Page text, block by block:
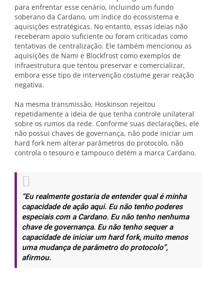
para enfrentar esse cenário, incluindo um fundo
soberano da Cardano, um índice do ecossistema e
aquisições estratégicas. No entanto, essas ideias não
receberam apoio suficiente ou foram criticadas como
tentativas de centralização. Ele também mencionou as
aquisições de Nami e Blockfrost como exemplos de
infraestrutura que tentou preservar e comercializar,
embora esse tipo de intervenção costume gerar reação
negativa.
Na mesma transmissão, Hoskinson rejeitou
repetidamente a ideia de que tenha controle unilateral
sobre os rumos da rede. Conforme suas declarações, ele
não possui chaves de governança, não pode iniciar um
hard fork nem alterar parâmetros do protocolo, não
controla o tesouro e tampouco detém a marca Cardano.
“Eu realmente gostaria de entender qual é minha
capacidade de ação aqui. Eu não tenho poderes
especiais com a Cardano. Eu não tenho nenhuma
chave de governança. Eu não tenho sequer a
capacidade de iniciar um hard fork, muito menos
uma mudança de parâmetro do protocolo”,
afirmou.